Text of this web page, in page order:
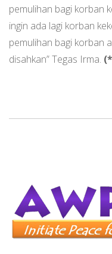
pemulihan bagi korban
ingin ada lagi korban
pemulihan bagi korban
disahkan” Tegas Irma.